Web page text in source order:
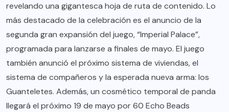
revelando una gigantesca hoja de ruta de contenido. Lo
más destacado de la celebración es el anuncio de la
segunda gran expansión del juego, “Imperial Palace”,
programada para lanzarse a finales de mayo. El juego
también anunció el próximo sistema de viviendas, el
sistema de compañeros y la esperada nueva arma: los
Guanteletes. Además, un cosmético temporal de panda
llegará el próximo 19 de mayo por 60 Echo Beads